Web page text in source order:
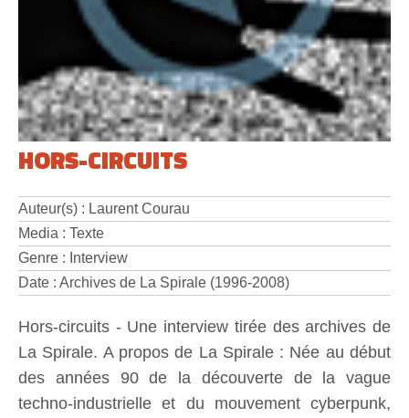
HORS-CIRCUITS
Auteur(s) : Laurent Courau
Media : Texte
Genre : Interview
Date : Archives de La Spirale (1996-2008)
Hors-circuits - Une interview tirée des archives de
La Spirale. A propos de La Spirale : Née au début
des années 90 de la découverte de la vague
techno-industrielle et du mouvement cyberpunk,